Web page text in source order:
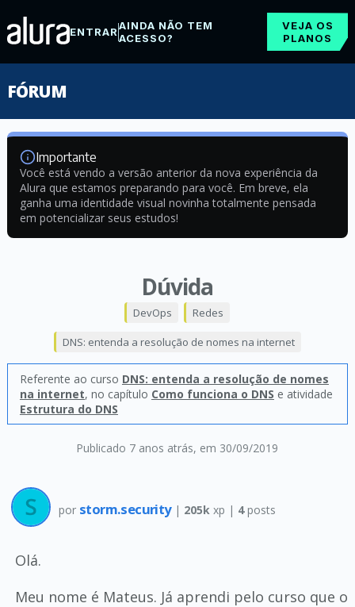
ENTRARAINDA NÃO TEM
ACESSO?
VEJA OS
PLANOS
FÓRUM
Importante
Você está vendo a versão anterior da nova experiência da
Alura que estamos preparando para você. Em breve, ela
ganha uma identidade visual novinha totalmente pensada
em potencializar seus estudos!
Dúvida
Publicado 7 anos atrás, em 30/09/2019
DevOps Redes
DNS: entenda a resolução de nomes na internet
Referente ao curso DNS: entenda a resolução de nomes
na internet, no capítulo Como funciona o DNS e atividade
Estrutura do DNS
por storm.security | 205k xp | 4posts
Olá.
Meu nome é Mateus. Já aprendi pelo curso que o